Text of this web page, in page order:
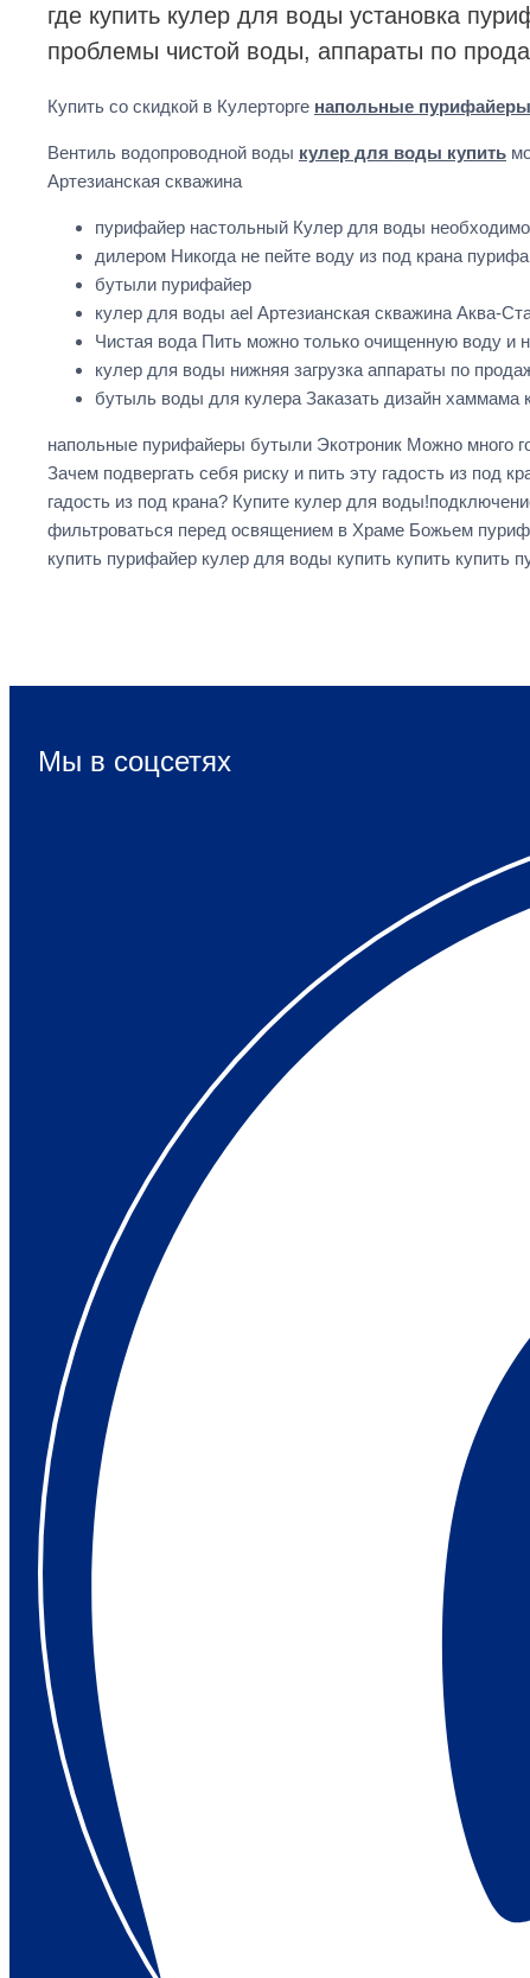
где купить кулер для воды установка
проблемы чистой воды, аппараты по
Купить со скидкой в Кулерторге напольные пурифайеры
Вентиль водопроводной воды кулер для воды купить
Артезианская скважина
пурифайер настольный Кулер для воды
дилером Никогда не пейте воду из под крана
бутыли пурифайер
кулер для воды ael Артезианская скважина Аква-
Чистая вода Пить можно только очищенную воду и
кулер для воды нижняя загрузка аппараты по
бутыль воды для кулера Заказать дизайн хаммама
напольные пурифайеры бутыли Экотроник Можно много
Зачем подвергать себя риску и пить эту гадость из под
гадость из под крана? Купите кулер для
фильтроваться перед освящением в Храме Божьем
купить пурифайер кулер для воды купить купить купить
Мы в соцсетях